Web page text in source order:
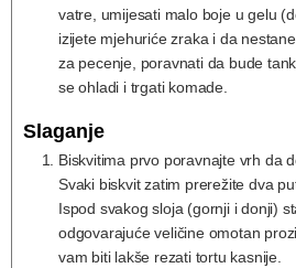
vatre, umijesati malo boje u gelu
izijete mjehuriće zraka i da
za pecenje, poravnati da bude
se ohladi i trgati komade.
Slaganje
Biskvitima prvo poravnajte vrh da
Svaki biskvit zatim prerežite dva
Ispod svakog sloja (gornji i donji)
odgovarajuće veličine omotan
vam biti lakše rezati tortu kasnije.